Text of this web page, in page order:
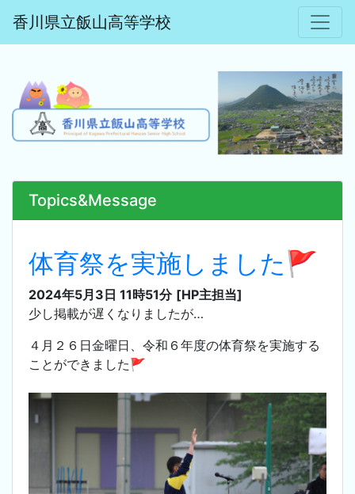
香川県立飯山高等学校
Topics&Message
体育祭を実施しました🚩
2024年5月3日 11時51分 [HP主担当]
少し掲載が遅くなりましたが…
４月２６日金曜日、令和６年度の体育祭を実施する
ことができました🚩